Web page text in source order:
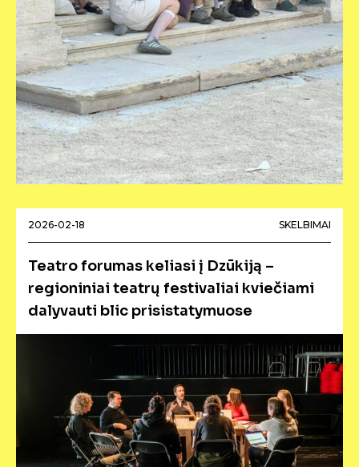
2026-02-18 SKELBIMAI
Teatro forumas keliasi į Dzūkiją –
regioniniai teatrų festivaliai kviečiami
dalyvauti blic prisistatymuose